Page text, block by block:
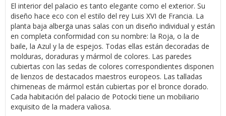
El interior del palacio es tanto elegante como el exterior. Su
diseño hace eco con el estilo del rey Luis XVI de Francia. La
planta baja alberga unas salas con un diseño individual y están
en completa conformidad con su nombre: la Roja, o la de
baile, la Azul y la de espejos. Todas ellas están decoradas de
molduras, doraduras y mármol de colores. Las paredes
cubiertas con las sedas de colores correspondientes disponen
de lienzos de destacados maestros europeos. Las talladas
chimeneas de mármol están cubiertas por el bronce dorado.
Cada habitación del palacio de Potocki tiene un mobiliario
exquisito de la madera valiosa.